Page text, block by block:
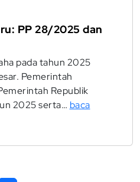
PP 28/2025 dan
pada tahun 2025
Pemerintah
Republik
2025 serta… baca